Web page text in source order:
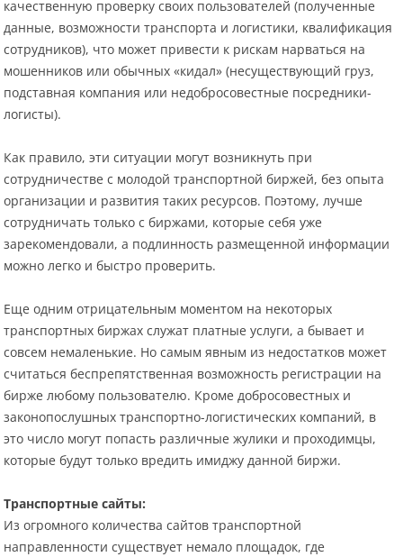
качественную проверку своих пользователей (полученные
данные, возможности транспорта и логистики, квалификация
сотрудников), что может привести к рискам нарваться на
мошенников или обычных «кидал» (несуществующий груз,
подставная компания или недобросовестные посредники-
логисты).
Как правило, эти ситуации могут возникнуть при
сотрудничестве с молодой транспортной биржей, без опыта
организации и развития таких ресурсов. Поэтому, лучше
сотрудничать только с биржами, которые себя уже
зарекомендовали, а подлинность размещенной информации
можно легко и быстро проверить.
Еще одним отрицательным моментом на некоторых
транспортных биржах служат платные услуги, а бывает и
совсем немаленькие. Но самым явным из недостатков может
считаться беспрепятственная возможность регистрации на
бирже любому пользователю. Кроме добросовестных и
законопослушных транспортно-логистических компаний, в
это число могут попасть различные жулики и проходимцы,
которые будут только вредить имиджу данной биржи.
Транспортные сайты:
Из огромного количества сайтов транспортной
направленности существует немало площадок, где